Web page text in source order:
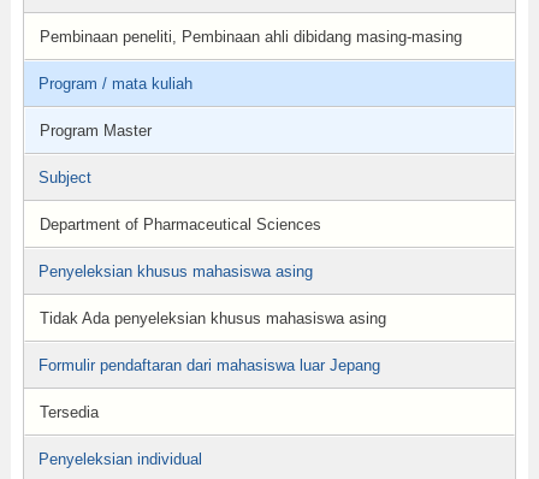
Pembinaan peneliti, Pembinaan ahli dibidang masing-masing
Program / mata kuliah
Program Master
Subject
Department of Pharmaceutical Sciences
Penyeleksian khusus mahasiswa asing
Tidak Ada penyeleksian khusus mahasiswa asing
Formulir pendaftaran dari mahasiswa luar Jepang
Tersedia
Penyeleksian individual